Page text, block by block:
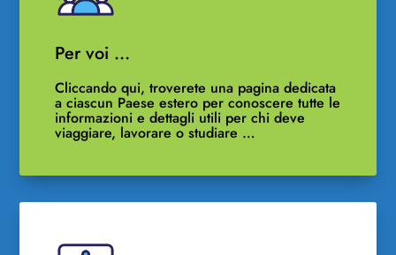
Per voi …
Cliccando qui, troverete una pagina dedicata
a ciascun Paese estero per conoscere tutte le
informazioni e dettagli utili per chi deve
viaggiare, lavorare o studiare …